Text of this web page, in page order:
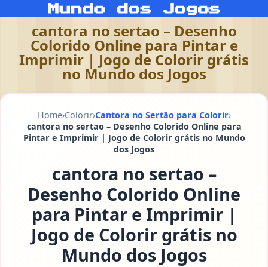
cantora no sertao – Desenho
Colorido Online para Pintar e
Imprimir | Jogo de Colorir grátis
no Mundo dos Jogos
Home›Colorir›Cantora no Sertão para Colorir›
cantora no sertao – Desenho Colorido Online para
Pintar e Imprimir | Jogo de Colorir grátis no Mundo
dos Jogos
cantora no sertao –
Desenho Colorido Online
para Pintar e Imprimir |
Jogo de Colorir grátis no
Mundo dos Jogos